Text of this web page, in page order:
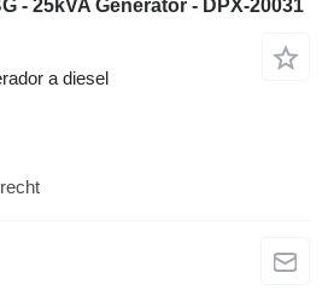
- 25kVA Generator - DPX-20031
a diesel